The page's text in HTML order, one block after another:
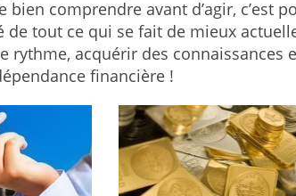
bien comprendre avant d’agir, c’est
de tout ce qui se fait de mieux
rythme, acquérir des connaissances
financière !